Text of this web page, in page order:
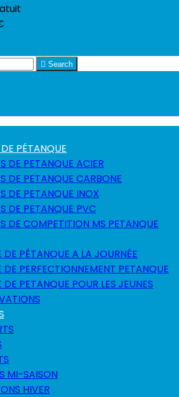
 Search
PÉTANQUE
DE PETANQUE ACIER
DE PETANQUE CARBONE
DE PETANQUE INOX
DE PETANQUE PVC
DE COMPETITION MS PETANQUE
DE PÉTANQUE A LA JOURNÉE
DE PERFECTIONNEMENT PETANQUE
DE PETANQUE POUR LES JEUNES
MI-SAISON
HIVER